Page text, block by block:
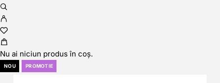
Nu ai niciun produs în coș.
NOU PROMOTIE